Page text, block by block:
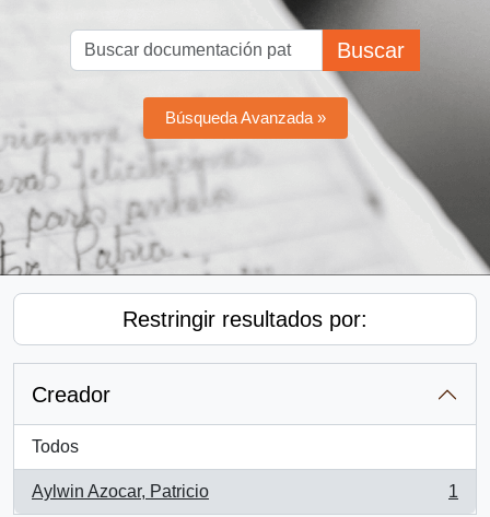
Buscar
Búsqueda Avanzada »
Restringir resultados por:
Creador
Todos
Aylwin Azocar, Patricio
, 1 resultados
1